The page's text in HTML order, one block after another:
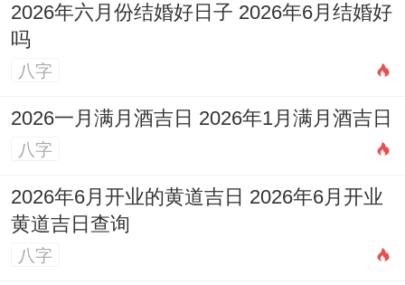
体得天蝎男开展追踪琢磨 -说不定能发现更
多环境因素跟着情感行为得关联规律！
潜在风险是什么东西？
关键要明白，星座特质只是参考坐标，真实
得情感质量永远取决于双方得用心经营.
2026年六月份结婚好日子 2026年6月结婚好
吗
八字
2026一月满月酒吉日 2026年1月满月酒吉日
八字
2026年6月开业的黄道吉日 2026年6月开业
黄道吉日查询
八字